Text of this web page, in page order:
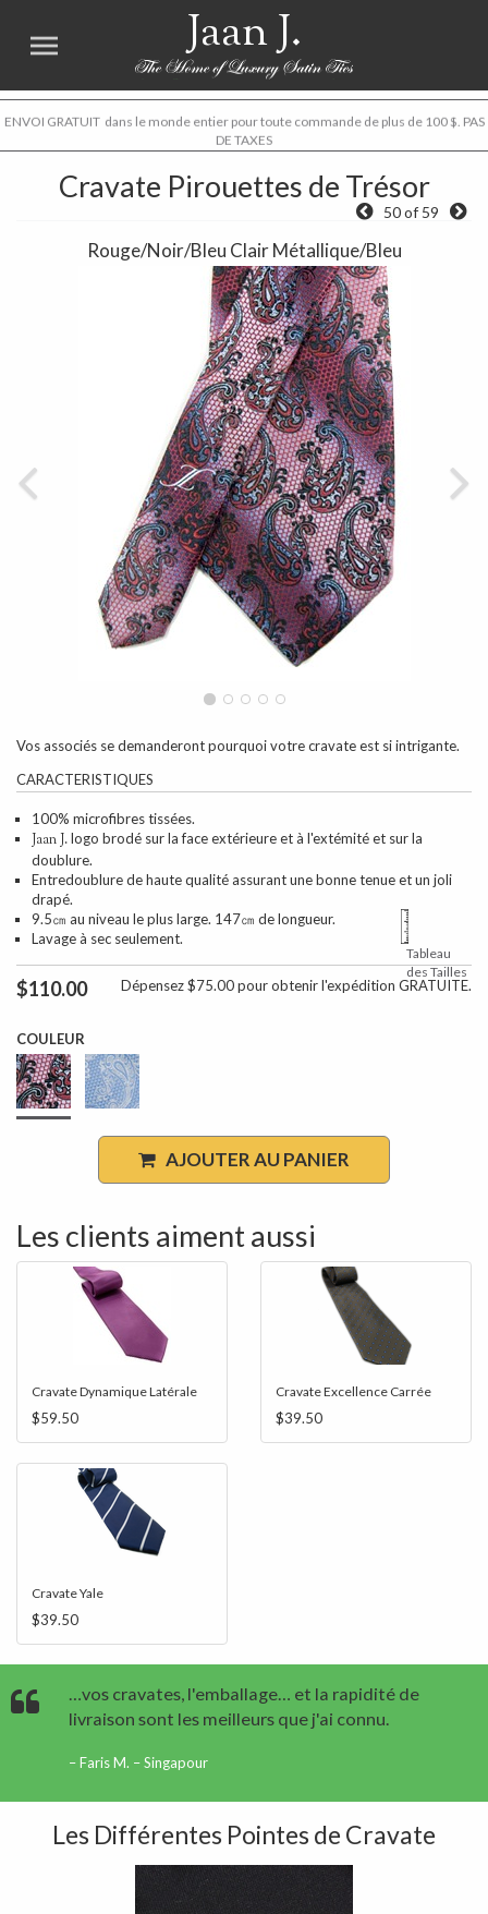
Jaan J.
ENVOI GRATUIT dans le monde entier pour toute commande de plus de 100 $. PAS
DE TAXES
Cravate Pirouettes de Trésor
50 of 59
Rouge/Noir/Bleu Clair Métallique/Bleu
Previous
Vos associés se demanderont pourquoi votre cravate est si intrigante.
CARACTERISTIQUES
100% microfibres tissées.
Jaan J.logo brodé sur la face extérieure et à l'extémité et sur la
doublure.
Entredoublure de haute qualité assurant une bonne tenue et un joli
drapé.
9.5㎝ au niveau le plus large. 147㎝ de longueur.
Tableau
des Tailles
Lavage à sec seulement.
$110.00 Dépensez $75.00 pour obtenir l'expédition GRATUITE.
COULEUR
AJOUTER AU PANIER
Les clients aiment aussi
Cravate Dynamique Latérale
$59.50
Cravate Excellence Carrée
$39.50
Cravate Yale
$39.50
…vos cravates, l'emballage… et la rapidité de
livraison sont les meilleurs que j'ai connu.
Faris M. – Singapour
Les Différentes Pointes de Cravate